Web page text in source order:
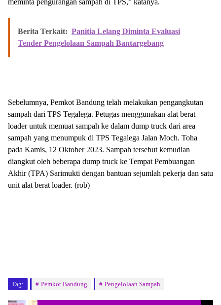
meminta pengurangan sampah di TPS,” katanya.
Berita Terkait: Panitia Lelang Diminta Evaluasi
Tender Pengelolaan Sampah Bantargebang
Sebelumnya, Pemkot Bandung telah melakukan pengangkutan
sampah dari TPS Tegalega. Petugas menggunakan alat berat
loader untuk memuat sampah ke dalam dump truck dari area
sampah yang menumpuk di TPS Tegalega Jalan Moch. Toha
pada Kamis, 12 Oktober 2023. Sampah tersebut kemudian
diangkut oleh beberapa dump truck ke Tempat Pembuangan
Akhir (TPA) Sarimukti dengan bantuan sejumlah pekerja dan satu
unit alat berat loader. (rob)
Tag: Pemkot Bandung Pengelolaan Sampah